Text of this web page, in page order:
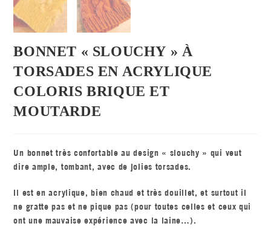
BONNET « SLOUCHY » À
TORSADES EN ACRYLIQUE
COLORIS BRIQUE ET
MOUTARDE
Un bonnet très confortable au design « slouchy » qui veut
dire ample, tombant, avec de jolies torsades.
Il est en acrylique, bien chaud et très douillet, et surtout il
ne gratte pas et ne pique pas (pour toutes celles et ceux qui
ont une mauvaise expérience avec la laine…).